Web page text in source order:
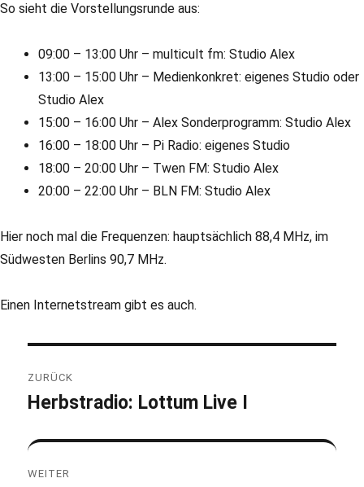
So sieht die Vorstellungsrunde aus:
09:00 – 13:00 Uhr – multicult fm: Studio Alex
13:00 – 15:00 Uhr – Medienkonkret: eigenes Studio oder
Studio Alex
15:00 – 16:00 Uhr – Alex Sonderprogramm: Studio Alex
16:00 – 18:00 Uhr – Pi Radio: eigenes Studio
18:00 – 20:00 Uhr – Twen FM: Studio Alex
20:00 – 22:00 Uhr – BLN FM: Studio Alex
Hier noch mal die Frequenzen: hauptsächlich 88,4 MHz, im
Südwesten Berlins 90,7 MHz.
Einen Internetstream gibt es auch.
ZURÜCK
Vorheriger
Herbstradio: Lottum Live I
WEITER